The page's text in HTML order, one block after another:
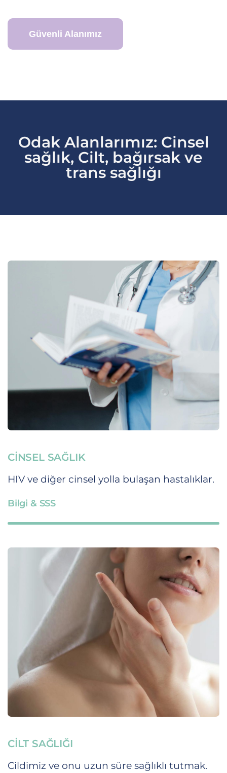
Güvenli Alanımız
Odak Alanlarımız: Cinsel
sağlık, Cilt, bağırsak ve
trans sağlığı
CINSEL SAĞLIK
HIV ve diğer cinsel yolla bulaşan hastalıklar.
Bilgi & SSS
CILT SAĞLIĞI
Cildimiz ve onu uzun süre sağlıklı tutmak.